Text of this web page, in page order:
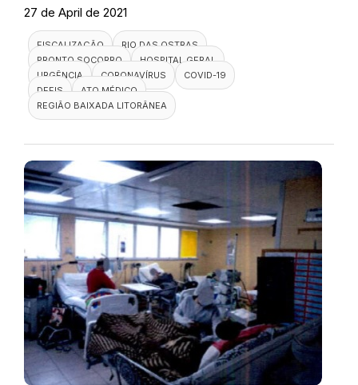
27 de April de 2021
FISCALIZAÇÃO
RIO DAS OSTRAS
PRONTO SOCORRO
HOSPITAL GERAL
URGÊNCIA
CORONAVÍRUS
COVID-19
DEFIS
ATO MÉDICO
REGIÃO BAIXADA LITORÂNEA